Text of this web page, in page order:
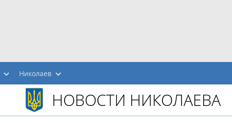
Николаев
НОВОСТИ НИКОЛАЕВА